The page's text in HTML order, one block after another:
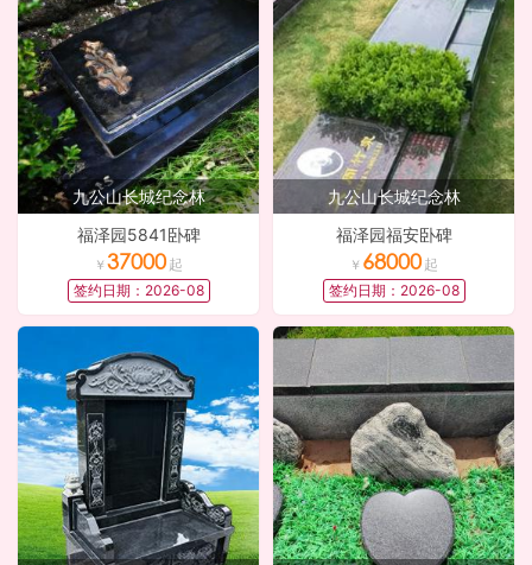
九公山长城纪念林
福泽园5841卧碑
37000
签约日期： 2026-08
九公山长城纪念林
福泽园福安卧碑
68000
签约日期： 2026-08